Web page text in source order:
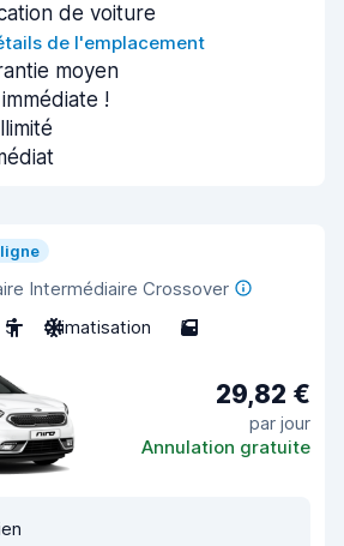
de voiture
de l'emplacement
moyen
!
Intermédiaire Crossover
5 Climatisation 5
29,82 €
par jour
Annulation gratuite